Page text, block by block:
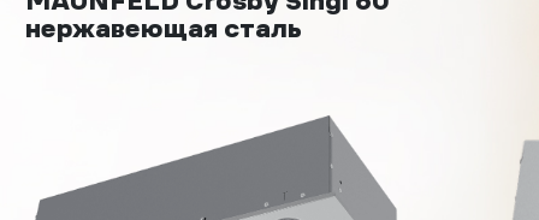
нержавеющая сталь